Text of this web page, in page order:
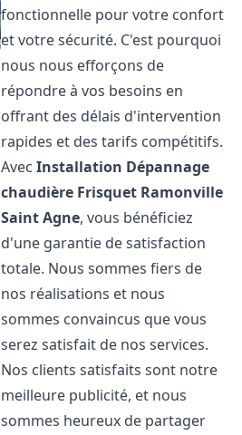
fonctionnelle pour votre confort
et votre sécurité. C'est pourquoi
nous nous efforçons de
répondre à vos besoins en
offrant des délais d'intervention
rapides et des tarifs compétitifs.
AvecInstallation Dépannage
chaudière Frisquet Ramonville
Saint Agne, vous bénéficiez
d'une garantie de satisfaction
totale. Nous sommes fiers de
nos réalisations et nous
sommes convaincus que vous
serez satisfait de nos services.
Nos clients satisfaits sont notre
meilleure publicité, et nous
sommes heureux de partager